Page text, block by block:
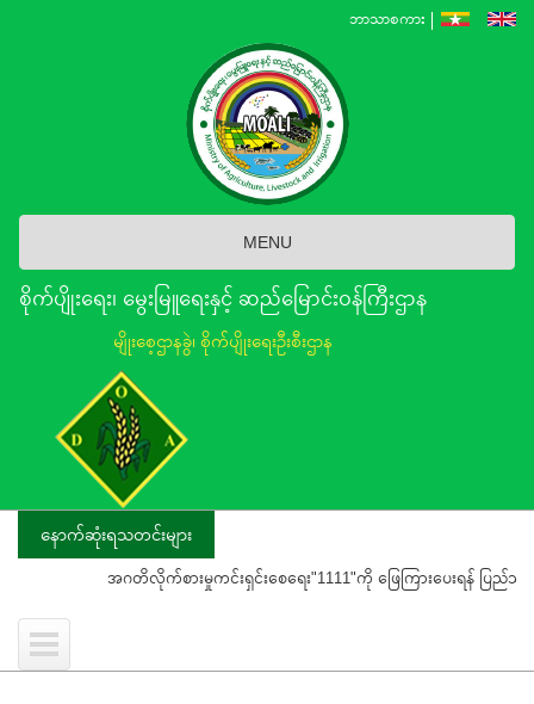
ဘာသာစကား
MENU
စိုက်ပျိုးရေး၊ မွေးမြူရေးနှင့် ဆည်မြောင်း၀န်ကြီးဌာန
မျိုးစေ့ဌာနခွဲ၊ စိုက်ပျိုးရေးဦးစီးဌာန
နောက်ဆုံးရသတင်းများ
အဂတိလိုက်စားမှုကင်းရှင်းစေရေး"1111"ကို ဖြေကြားပေးရန် ပြည်သူသို့ သတိပေး